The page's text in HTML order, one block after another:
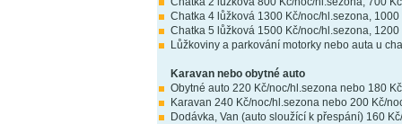
Chatka 4 lůžková 1300 Kč/noc/hl.sezona,
Chatka 5 lůžková 1500 Kč/noc/hl.sezona,
Lůžkoviny a parkování motorky nebo auta u
Karavan nebo obytné auto
Obytné auto 220 Kč/noc/hl.sezona nebo 180
Karavan 240 Kč/noc/hl.sezona nebo 200 Kč/
Dodávka, Van (auto sloužící k přespání) 160